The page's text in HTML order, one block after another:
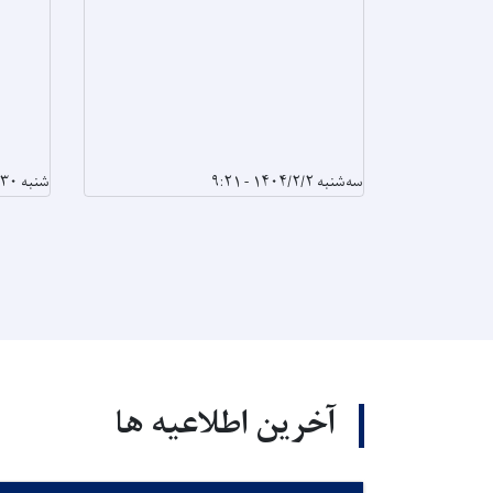
سه‌شنبه ۱۴۰۴/۲/۲ - ۹:۲۱ شنبه ۱۴۰۴/۱/۳۰ - ۱۰:۶
آخرین اطلاعیه ها